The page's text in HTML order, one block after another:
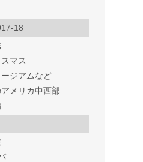
18
マス
ジアムなど
メリカ中西部